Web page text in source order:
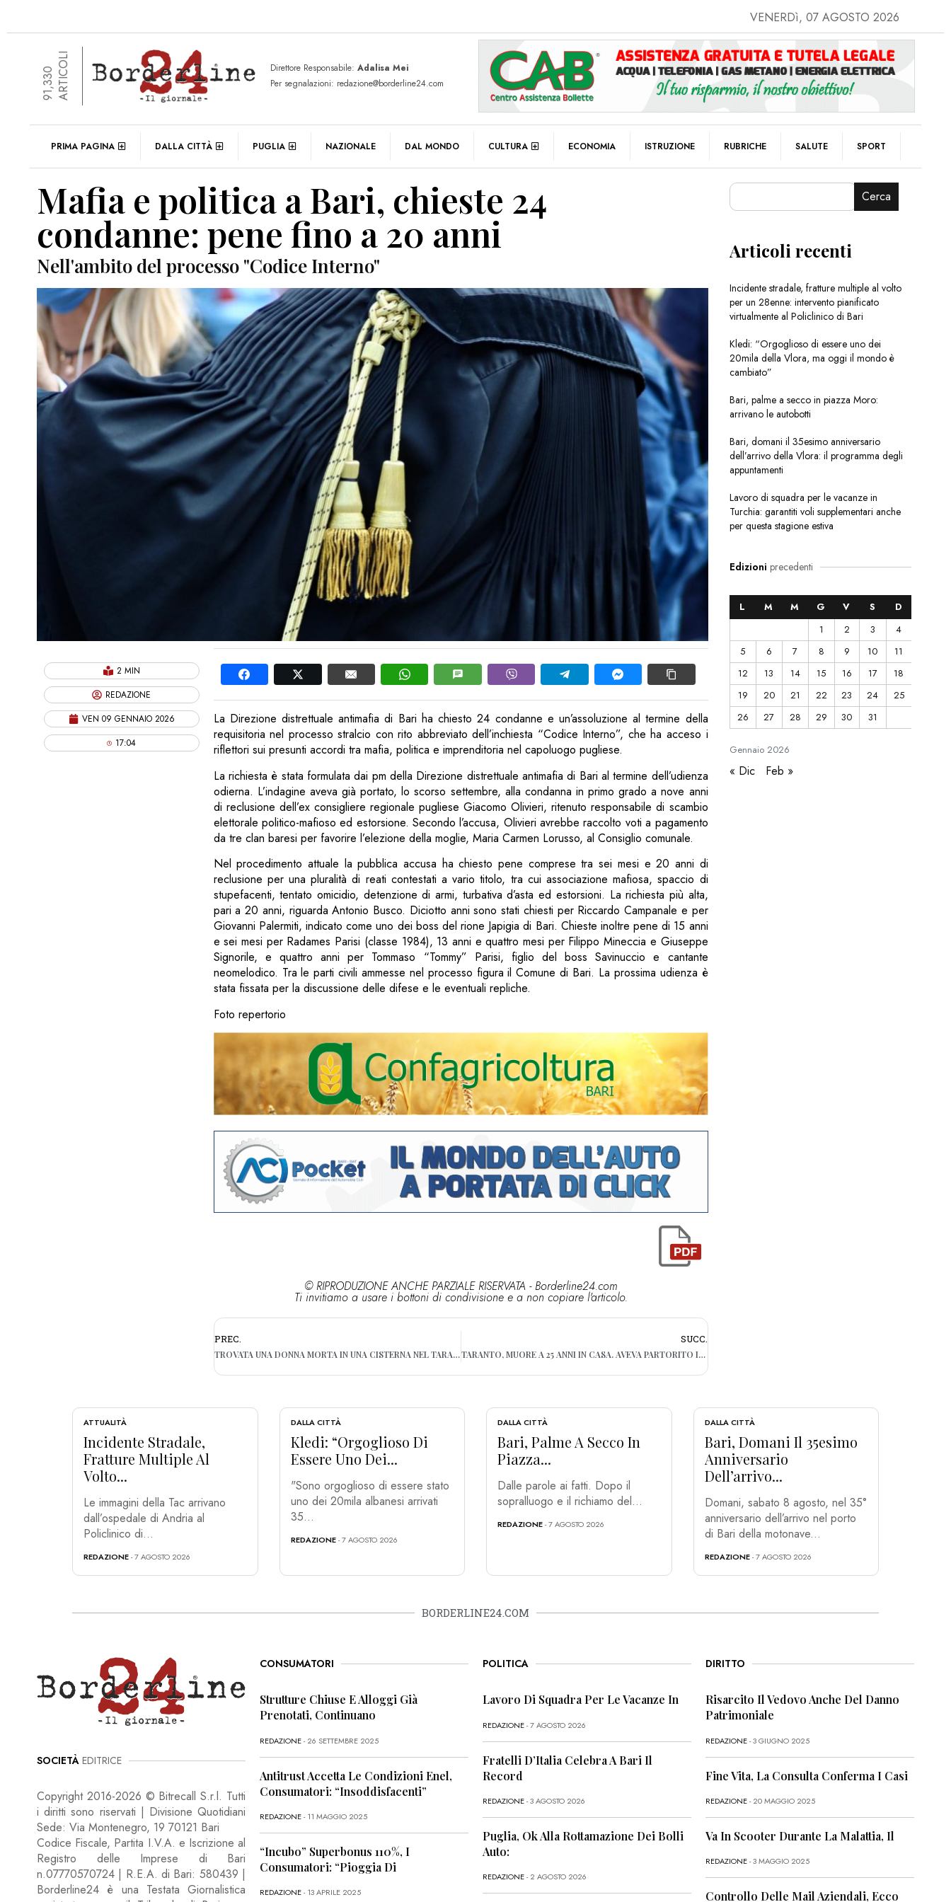
VENERDì, 07 AGOSTO 2026
91,330ARTICOLI Direttore Responsabile: Adalisa Mei
Per segnalazioni: redazione@borderline24.com
PRIMA PAGINA DALLA CITTÀ PUGLIA NAZIONALE DAL MONDO CULTURA ECONOMIA ISTRUZIONE RUBRICHE SALUTE SPORT
Mafia e politica a Bari, chieste 24
condanne: pene fino a 20 anni
Nell'ambito del processo "Codice Interno"
2 MIN
REDAZIONE
VEN 09 GENNAIO 2026
17:04
La Direzione distrettuale antimafia di Bari ha chiesto 24 condanne e un’assoluzione al termine della
requisitoria nel processo stralcio con rito abbreviato dell’inchiesta “Codice Interno”, che ha acceso i
riflettori sui presunti accordi tra mafia, politica e imprenditoria nel capoluogo pugliese.
La richiesta è stata formulata dai pm della Direzione distrettuale antimafia di Bari al termine dell’udienza
odierna. L’indagine aveva già portato, lo scorso settembre, alla condanna in primo grado a nove anni
di reclusione dell’ex consigliere regionale pugliese Giacomo Olivieri, ritenuto responsabile di scambio
elettorale politico-mafioso ed estorsione. Secondo l’accusa, Olivieri avrebbe raccolto voti a pagamento
da tre clan baresi per favorire l’elezione della moglie, Maria Carmen Lorusso, al Consiglio comunale.
Nel procedimento attuale la pubblica accusa ha chiesto pene comprese tra sei mesi e 20 anni di
reclusione per una pluralità di reati contestati a vario titolo, tra cui associazione mafiosa, spaccio di
stupefacenti, tentato omicidio, detenzione di armi, turbativa d’asta ed estorsioni. La richiesta più alta,
pari a 20 anni, riguarda Antonio Busco. Diciotto anni sono stati chiesti per Riccardo Campanale e per
Giovanni Palermiti, indicato come uno dei boss del rione Japigia di Bari. Chieste inoltre pene di 15 anni
e sei mesi per Radames Parisi (classe 1984), 13 anni e quattro mesi per Filippo Mineccia e Giuseppe
Signorile, e quattro anni per Tommaso “Tommy” Parisi, figlio del boss Savinuccio e cantante
neomelodico. Tra le parti civili ammesse nel processo figura il Comune di Bari. La prossima udienza è
stata fissata per la discussione delle difese e le eventuali repliche.
Foto repertorio
© RIPRODUZIONE ANCHE PARZIALE RISERVATA - Borderline24.com
Ti invitiamo a usare i bottoni di condivisione e a non copiare l'articolo.
PREC.
TROVATA UNA DONNA MORTA IN UNA CISTERNA NEL TARANTINO
SUCC.
TARANTO, MUORE A 25 ANNI IN CASA. AVEVA PARTORITO IL PRIMO FIGLIO DA POCHI GIORNI
Cerca
Articoli recenti
Incidente stradale, fratture multiple al volto
per un 28enne: intervento pianificato
virtualmente al Policlinico di Bari
Kledi: “Orgoglioso di essere uno dei
20mila della Vlora, ma oggi il mondo è
cambiato”
Bari, palme a secco in piazza Moro:
arrivano le autobotti
Bari, domani il 35esimo anniversario
dell’arrivo della Vlora: il programma degli
appuntamenti
Lavoro di squadra per le vacanze in
Turchia: garantiti voli supplementari anche
per questa stagione estiva
Edizioni precedenti
Gennaio2026
L M M G V S
D
1
2 3
4
5
6 7 8 9 10
11
12
13 14 15 16 17
18
19
20 21 22 23 24
25
26
27 28 29 30 31
« Dic Feb »
ATTUALITÀ
Incidente Stradale,
Fratture Multiple Al
Volto...
Le immagini della Tac arrivano
dall’ospedale di Andria al
Policlinico di...
REDAZIONE- 7 AGOSTO 2026
DALLA CITTÀ
Kledi: “Orgoglioso Di
Essere Uno Dei...
"Sono orgoglioso di essere stato
uno dei 20mila albanesi arrivati
35...
REDAZIONE- 7 AGOSTO 2026
DALLA CITTÀ
Bari, Palme A Secco In
Piazza...
Dalle parole ai fatti. Dopo il
sopralluogo e il richiamo del...
REDAZIONE- 7 AGOSTO 2026
DALLA CITTÀ
Bari, Domani Il 35esimo
Anniversario
Dell’arrivo...
Domani, sabato 8 agosto, nel 35°
anniversario dell’arrivo nel porto
di Bari della motonave...
REDAZIONE- 7 AGOSTO 2026
BORDERLINE24.COM
SOCIETÀ EDITRICE
Copyright 2016-2026 © Bitrecall S.r.l. Tutti
i diritti sono riservati | Divisione Quotidiani
Sede: Via Montenegro, 19 70121 Bari
Codice Fiscale, Partita I.V.A. e Iscrizione al
Registro delle Imprese di Bari
n.07770570724 | R.E.A. di Bari: 580439 |
Borderline24 è una Testata Giornalistica
CONSUMATORI
Strutture Chiuse E Alloggi Già
Prenotati, Continuano
REDAZIONE- 26 SETTEMBRE 2025
Antitrust Accetta Le Condizioni Enel,
Consumatori: “Insoddisfacenti”
REDAZIONE- 11 MAGGIO 2025
“Incubo” Superbonus 110%, I
Consumatori: “Pioggia Di
REDAZIONE- 13 APRILE 2025
POLITICA
Lavoro Di Squadra Per Le Vacanze In
REDAZIONE- 7 AGOSTO 2026
Fratelli D’Italia Celebra A Bari Il
Record
REDAZIONE- 3 AGOSTO 2026
Puglia, Ok Alla Rottamazione Dei Bolli
Auto:
REDAZIONE- 2 AGOSTO 2026
DIRITTO
Risarcito Il Vedovo Anche Del Danno
Patrimoniale
REDAZIONE- 3 GIUGNO 2025
Fine Vita, La Consulta Conferma I Casi
REDAZIONE- 20 MAGGIO 2025
Va In Scooter Durante La Malattia, Il
REDAZIONE- 3 MAGGIO 2025
Controllo Delle Mail Aziendali, Ecco